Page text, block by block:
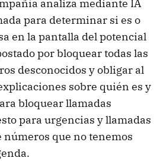
analiza mediante IA
para determinar si es o
en la pantalla del potencial
por bloquear todas las
desconocidos y obligar al
sobre quién es y
bloquear llamadas
para urgencias y llamadas
que no tenemos